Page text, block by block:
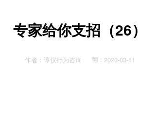
专家给你支招（26）
作者： 谆仪行为咨询 ： 2020-03-11